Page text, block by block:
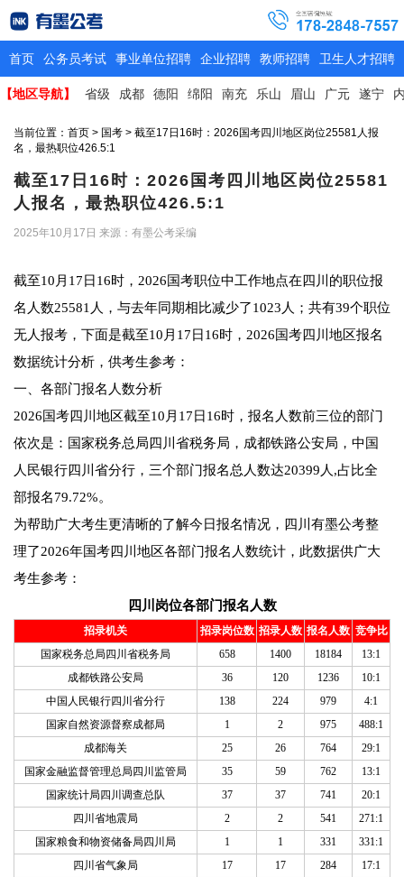
首页 公务员考试 事业单位招聘 企业招聘 教师招聘 卫生人才招聘
【地区导航】 省级 成都 德阳 绵阳 南充 乐山 眉山 广元 遂宁
当前位置： 首页 > 国考 > 截至17日16时：2026国考四川地区岗位25581人报
名，最热职位426.5:1
截至17日16时：2026国考四川地区岗位25581
人报名，最热职位426.5:1
2025年10月17日 来源：有墨公考采编
截至10月17日16时，2026国考职位中工作地点在四川的职位报
名人数25581人，与去年同期相比减少了1023人；共有39个职位
无人报考，下面是截至10月17日16时，2026国考四川地区报名
数据统计分析，供考生参考：
一、各部门报名人数分析
2026国考四川地区截至10月17日16时，报名人数前三位的部门
依次是：国家税务总局四川省税务局，成都铁路公安局，中国
人民银行四川省分行，三个部门报名总人数达20399人,占比全
部报名79.72%。
为帮助广大考生更清晰的了解今日报名情况，四川有墨公考整
理了2026年国考四川地区各部门报名人数统计，此数据供广大
考生参考：
四川岗位各部门报名人数
招录机关 招录岗位数 招录人数 报名人数 竞争比
国家税务总局四川省税务局
658 1400 18184
13:1
成都铁路公安局
36 120 1236
10:1
中国人民银行四川省分行
138 224 979
4:1
国家自然资源督察成都局
1 2 975
488:1
成都海关
25 26 764
29:1
国家金融监督管理总局四川监管局
35 59 762
13:1
国家统计局四川调查总队
37 37 741
20:1
四川省地震局
2 2 541
271:1
国家粮食和物资储备局四川局
1 1 331
331:1
四川省气象局
17 17 284
17:1